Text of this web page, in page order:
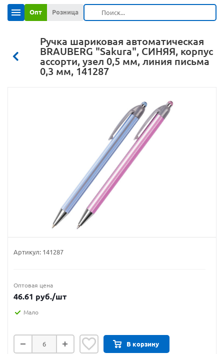
Опт Розница
Ручка шариковая автоматическая
BRAUBERG "Sakura", СИНЯЯ, корпус
ассорти, узел 0,5 мм, линия письма
0,3 мм, 141287
Артикул: 141287
Оптовая цена
46.61 руб./шт
Мало
В корзину